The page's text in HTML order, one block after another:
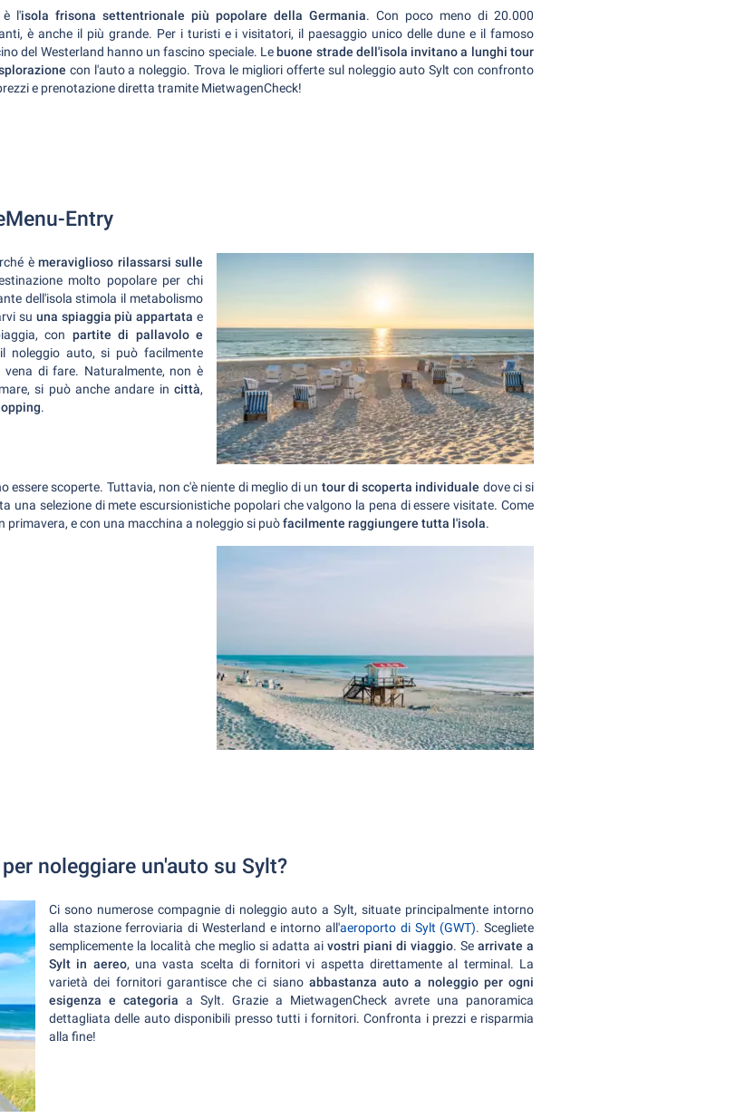
è l'isola frisona settentrionale più popolare della Germania. Con poco meno di 20.000
è anche il più grande. Per i turisti e i visitatori, il paesaggio unico delle dune e il famoso
del Westerland hanno un fascino speciale. Le buone strade dell'isola invitano a lunghi tour
con l'auto a noleggio. Trova le migliori offerte sul noleggio auto Sylt con confronto
e prenotazione diretta tramite MietwagenCheck!
Entry
èmeraviglioso rilassarsi sulle
molto popolare per chi
dell'isola stimola il metabolismo
su una spiaggia più appartata e
con partite di pallavolo e
noleggio auto, si può facilmente
di fare. Naturalmente, non è
si può anche andare in città,
.
essere scoperte. Tuttavia, non c'è niente di meglio di un tour di scoperta individuale dove ci si
una selezione di mete escursionistiche popolari che valgono la pena di essere visitate. Come
primavera, e con una macchina a noleggio si puòfacilmente raggiungere tutta l'isola.
noleggiare un'auto su Sylt?
Ci sono numerose compagnie di noleggio auto a Sylt, situate principalmente intorno
alla stazione ferroviaria di Westerland e intorno all'aeroporto di Sylt (GWT). Scegliete
semplicemente la località che meglio si adatta ai vostri piani di viaggio. Se arrivate a
Sylt in aereo, una vasta scelta di fornitori vi aspetta direttamente al terminal. La
varietà dei fornitori garantisce che ci siano abbastanza auto a noleggio per ogni
esigenza e categoria a Sylt. Grazie a MietwagenCheck avrete una panoramica
dettagliata delle auto disponibili presso tutti i fornitori. Confronta i prezzi e risparmia
alla fine!